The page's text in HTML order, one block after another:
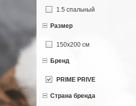
1.5 спальный
Размер
150х200 см
Бренд
PRIME PRIVE
Страна бренда